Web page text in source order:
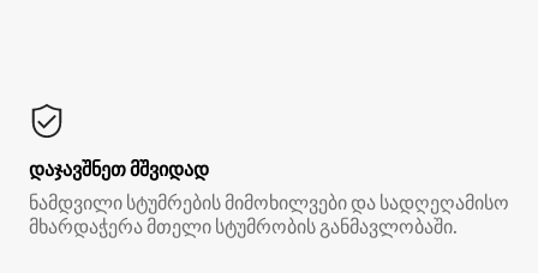
დაჯავშნეთ მშვიდად
ნამდვილი სტუმრების მიმოხილვები და სადღეღამისო
მხარდაჭერა მთელი სტუმრობის განმავლობაში.